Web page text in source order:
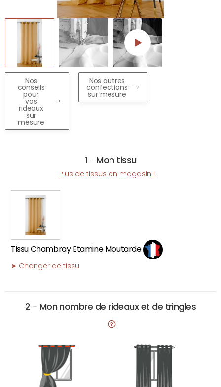
Nos
conseils
pour
vos
rideaux
sur
mesure
Nos autres
confections
sur mesure
1 - Mon tissu
Plus de tissus en magasin !
Tissu Chambray Etamine Moutarde
➤ Changer de tissu
2 - Mon nombre de rideaux et de tringles